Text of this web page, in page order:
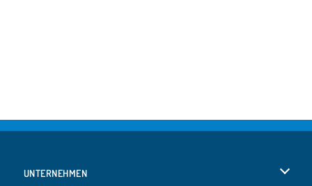
UNTERNEHMEN